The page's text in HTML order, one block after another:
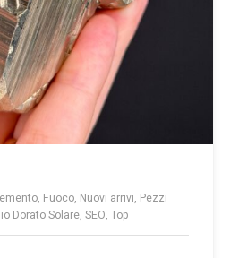
Fuoco, Nuovi arrivi, Pezzi
Dorato Solare, SEO, Top